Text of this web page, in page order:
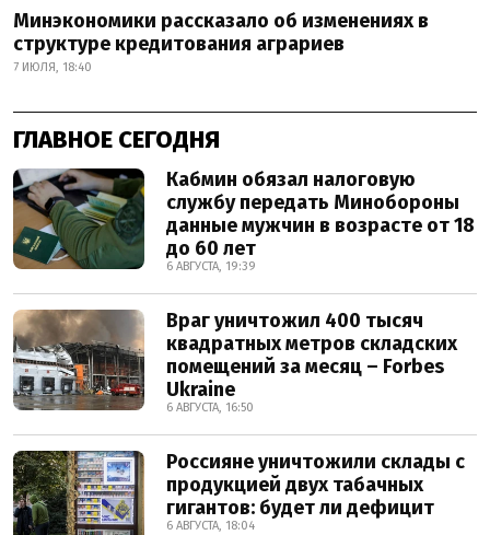
Минэкономики рассказало об изменениях в
структуре кредитования аграриев
7 ИЮЛЯ, 18:40
ГЛАВНОЕ СЕГОДНЯ
Кабмин обязал налоговую
службу передать Минобороны
данные мужчин в возрасте от 18
до 60 лет
6 АВГУСТА, 19:39
Враг уничтожил 400 тысяч
квадратных метров складских
помещений за месяц – Forbes
Ukraine
6 АВГУСТА, 16:50
Россияне уничтожили склады с
продукцией двух табачных
гигантов: будет ли дефицит
6 АВГУСТА, 18:04